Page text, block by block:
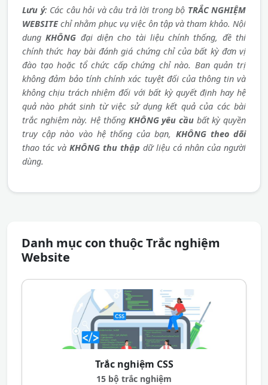
Lưu ý: Các câu hỏi và câu trả lời trong bộ TRẮC NGHIỆM
WEBSITEchỉ nhằm phục vụ việc ôn tập và tham khảo. Nội
dungKHÔNG đại diện cho tài liệu chính thống, đề thi
chính thức hay bài đánh giá chứng chỉ của bất kỳ đơn vị
đào tạo hoặc tổ chức cấp chứng chỉ nào. Ban quản trị
không đảm bảo tính chính xác tuyệt đối của thông tin và
không chịu trách nhiệm đối với bất kỳ quyết định hay hệ
quả nào phát sinh từ việc sử dụng kết quả của các bài
trắc nghiệm này. Hệ thống KHÔNG yêu cầubất kỳ quyền
truy cập nào vào hệ thống của bạn, KHÔNG theo dõi
thao tác và KHÔNG thu thập dữ liệu cá nhân của người
dùng.
Danh mục con thuộc Trắc nghiệm
Website
Trắc nghiệm CSS
15 bộ trắc nghiệm